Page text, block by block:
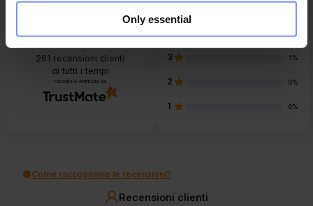
Only essential
4.9
261 recensioni clienti
di tutti i tempi
raccolte e verificate da
3 1%
2 0%
1 0%
Come raccogliamo le recensioni?
Recensioni clienti